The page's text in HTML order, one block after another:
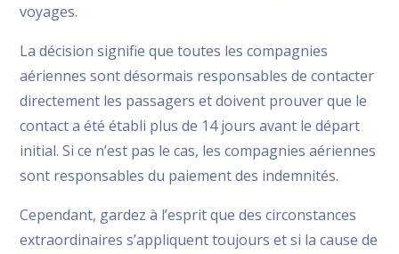
voyages.
La décision signifie que toutes les compagnies
aériennes sont désormais responsables de contacter
directement les passagers et doivent prouver que le
contact a été établi plus de 14 jours avant le départ
initial. Si ce n’est pas le cas, les compagnies aériennes
sont responsables du paiement des indemnités.
Cependant, gardez à l’esprit que des circonstances
extraordinaires s’appliquent toujours et si la cause de